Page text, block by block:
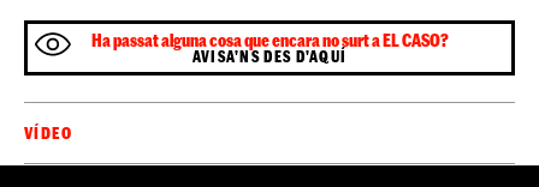
Ha passat alguna cosa que encara no surt a EL CASO?
AVISA'NS DES D'AQUÍ
VÍDEO